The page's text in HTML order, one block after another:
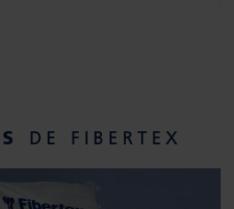
DE FIBERTEX